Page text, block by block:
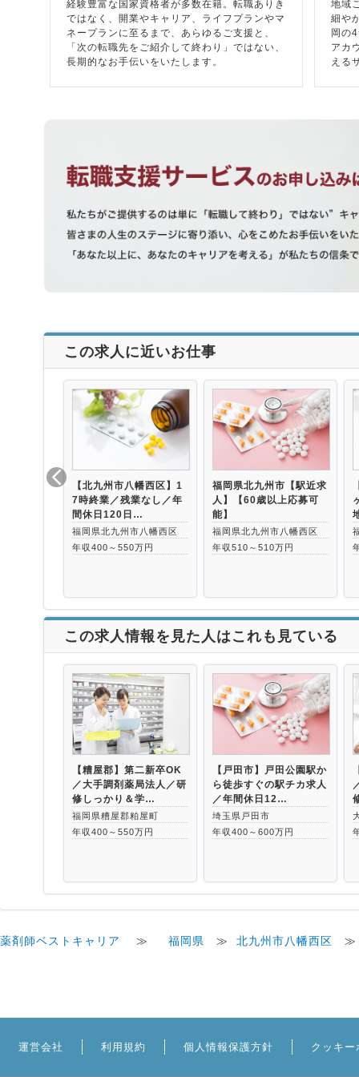
経験豊富な国家資格者が多数在籍。転職ありき
ではなく、開業やキャリア、ライフプランやマ
ネープランに至るまで、あらゆるご支援と、
「次の転職先をご紹介して終わり」ではない、
長期的なお手伝いをいたします。
地域
細や
岡の
アカ
える
この求人に近いお仕事
【北九州市八幡西区】1
7時終業／残業なし／年
間休日120日…
福岡県北九州市八幡西区
年収400～550万円
福岡県北九州市【駅近求
人】【60歳以上応募可
能】
福岡県北九州市八幡西区
年収510～510万円
この求人情報を見た人はこれも見ている
【糟屋郡】第二新卒OK
／大手調剤薬局法人／研
修しっかり＆学…
福岡県糟屋郡粕屋町
年収400～550万円
【戸田市】戸田公園駅か
ら徒歩すぐの駅チカ求人
／年間休日12…
埼玉県戸田市
年収400～600万円
薬剤師ベストキャリア ≫ 福岡県 ≫ 北九州市八幡西区
運営会社 利用規約 個人情報保護方針 クッキー